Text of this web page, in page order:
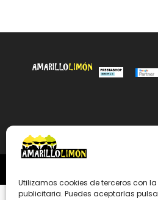
Utilizamos cookies de terceros con
publicitaria. Puedes aceptarlas